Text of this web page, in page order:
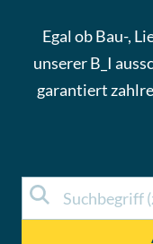
Egal ob Bau-,
unserer B_I
garantiert